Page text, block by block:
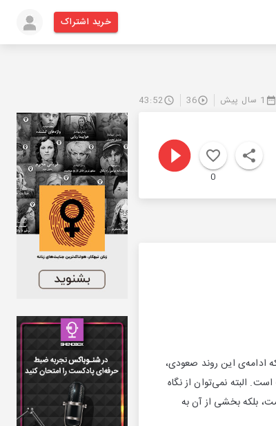
خرید اشتراک
1 سال پیش 36
43:52
0
ادامه‌ی این روند صعودی،
و بازدهی بیشتر از ۱۰ درصد منوط به توافقات است. البته نمی‌توان از نگاه
بلکه بخشی از آن به